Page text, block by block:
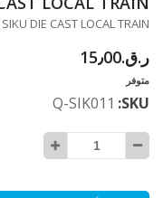
النهاية
الصور
إلى
معرض
الصور
SIKU DIE CAST LOCAL TRAIN متاحة للشراء بزيادة بالمقدار 1
ر.ق.‏15٫00
متوفر
SKU
Q-SIK011